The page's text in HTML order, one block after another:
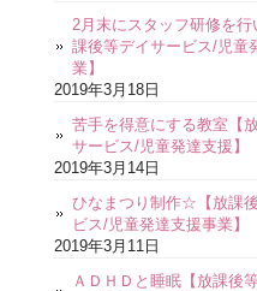
2月末にスタッフ研修を
課後等デイサービス/児童
業】
2019年3月18日
苦手を得意にする教室【
サービス/児童発達支援】
2019年3月14日
ひなまつり制作☆【放課
ビス/児童発達支援事業】
2019年3月11日
ＡＤＨＤと睡眠【放課後